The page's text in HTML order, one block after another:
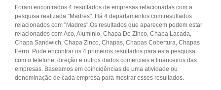
Foram encontrados 4 resultados de empresas relacionadas com a
pesquisa realizada "Madres". Há 4 departamentos com resultados
relacionados com "Madres".Os resultados que aparecem podem estar
relacionados com Aco, Aluminio, Chapa De Zinco, Chapa Lacada,
Chapa Sandwich, Chapa Zinco, Chapas, Chapas Cobertura, Chapas
Ferro. Pode encontrar os 4 primeiros resultados para esta pesquisa
com o telefone, direção e outros dados comerciais e financeiros das
empresas. Baseamos em coincidências de uma atividade ou
denominação de cada empresa para mostrar esses resultados.